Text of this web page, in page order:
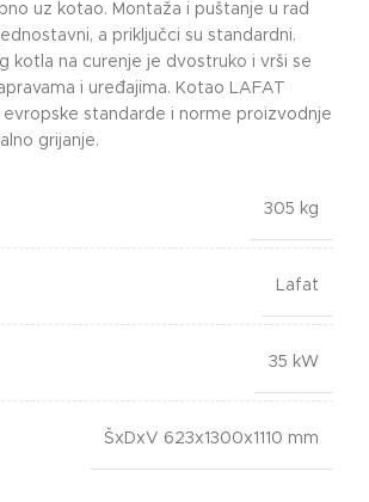
uz kotao. Montaža i puštanje u rad
a priključci su standardni.
kotla na curenje je dvostruko i vrši se
i uređajima. Kotao LAFAT
evropske standarde i norme proizvodnje
grijanje.
305 kg
Lafat
35 kW
ŠxDxV 623x1300x1110 mm